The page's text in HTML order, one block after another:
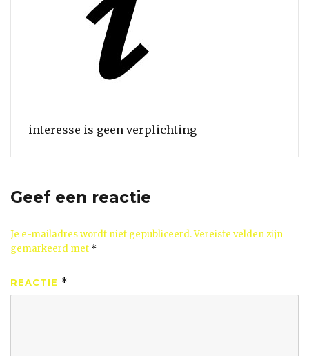
interesse is geen verplichting
Geef een reactie
Je e-mailadres wordt niet gepubliceerd.Vereiste velden zijn
gemarkeerd met *
REACTIE *